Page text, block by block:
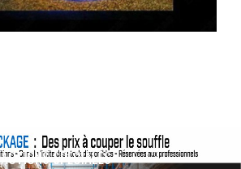
ACTIONS SPÉCIALES